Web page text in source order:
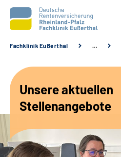
Unsere Angebote
Karriere
Fachklinik Eußerthal …
Unsere aktuellen
Stellenangebote